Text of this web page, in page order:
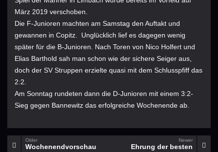
März 2019 verschoben.
Die F-Junioren machten am Samstag den Auftakt und
gewannen in Copitz. Unglücklich lief es dagegen wenig
später für die B-Junioren. Nach Toren von Nico Holfert und
Elias Barthold sah man schon wie der sichere Seiger aus,
doch der SV Struppen erzielte quasi mit dem Schlusspfiff das
2:2.
Am Sonntag rundeten dann die D-Junioren mit einem 3:2-
Sieg gegen Bannewitz das erfolgreiche Wochenende ab.
Older
Wochenendvorschau
Newer
Ehrung der besten